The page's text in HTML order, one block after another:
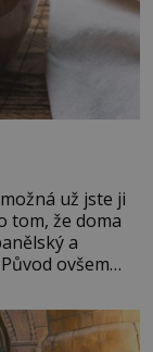
už jste ji
tom, že doma
a
ovšem
a k tomu